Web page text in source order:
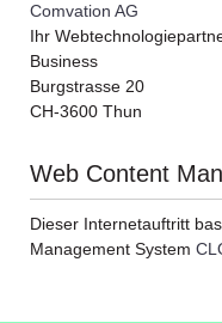
Comvation AG
Ihr
Business
Burgstrasse 20
CH-3600 Thun
Web Content
Dieser Internetauftritt
Management System